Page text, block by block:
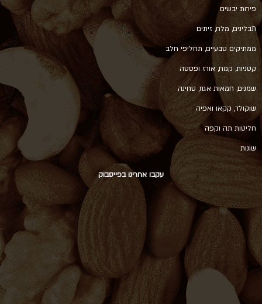
פירות יבשים
תבלינים, מלח, זיתים
ממתיקים טבעיים, תחליפי חלב
קטניות, קמח, אורז ופסטה
שמנים, חמאות אגוז, טחינה
שוקולד, קקאו ואפיה
חליטות תה וקפה
שונות
עקבו אחרינו בפייסבוק